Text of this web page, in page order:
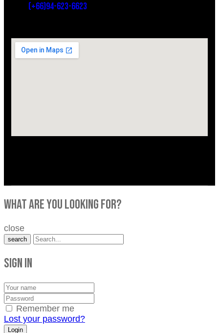
(+66)94-623-6623
what are you looking for?
close
search
Sign in
Remember me
Lost your password?